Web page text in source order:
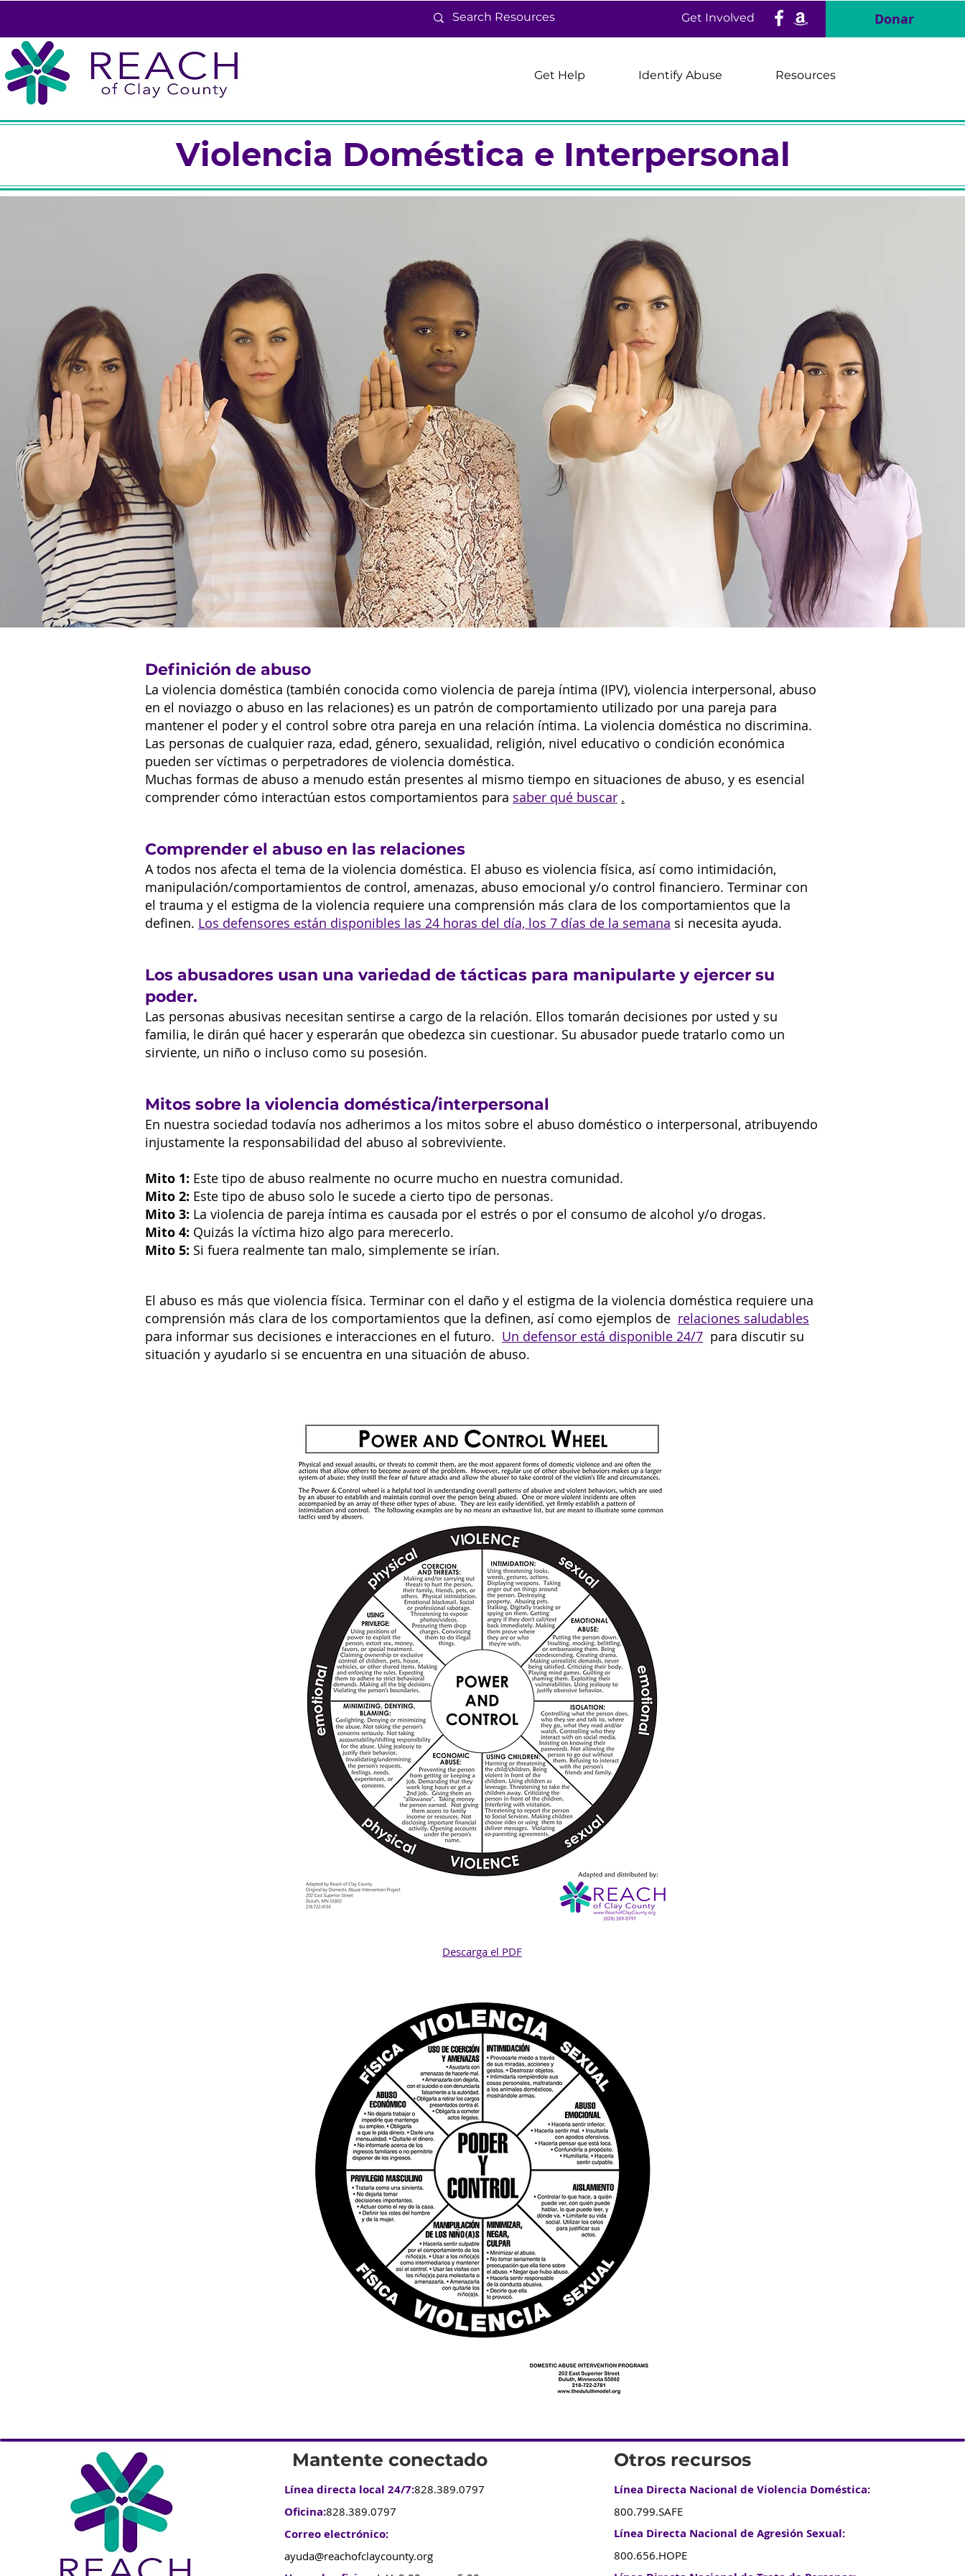
Get Involved Donar
Get Help Identify Abuse Resources
Violencia Doméstica e Interpersonal
Definición de abuso
La violencia doméstica (también conocida como violencia de pareja íntima (IPV), violencia interpersonal, abuso
en el noviazgo o abuso en las relaciones) es un patrón de comportamiento utilizado por una pareja para
mantener el poder y el control sobre otra pareja en una relación íntima. La violencia doméstica no discrimina.
Las personas de cualquier raza, edad, género, sexualidad, religión, nivel educativo o condición económica
pueden ser víctimas o perpetradores de violencia doméstica.
Muchas formas de abuso a menudo están presentes al mismo tiempo en situaciones de abuso, y es esencial
comprender cómo interactúan estos comportamientos para saber qué buscar .
Comprender el abuso en las relaciones
A todos nos afecta el tema de la violencia doméstica. El abuso es violencia física, así como intimidación,
manipulación/comportamientos de control, amenazas, abuso emocional y/o control financiero. Terminar con
el trauma y el estigma de la violencia requiere una comprensión más clara de los comportamientos que la
definen. Los defensores están disponibles las 24 horas del día, los 7 días de la semana si necesita ayuda.
Los abusadores usan una variedad de tácticas para manipularte y ejercer su
poder.
Las personas abusivas necesitan sentirse a cargo de la relación. Ellos tomarán decisiones por usted y su
familia, le dirán qué hacer y esperarán que obedezca sin cuestionar. Su abusador puede tratarlo como un
sirviente, un niño o incluso como su posesión.
Mitos sobre la violencia doméstica/interpersonal
En nuestra sociedad todavía nos adherimos a los mitos sobre el abuso doméstico o interpersonal, atribuyendo
injustamente la responsabilidad del abuso al sobreviviente.
Mito 1: Este tipo de abuso realmente no ocurre mucho en nuestra comunidad.
Mito 2: Este tipo de abuso solo le sucede a cierto tipo de personas.
Mito 3: La violencia de pareja íntima es causada por el estrés o por el consumo de alcohol y/o drogas.
Mito 4: Quizás la víctima hizo algo para merecerlo.
Mito 5: Si fuera realmente tan malo, simplemente se irían.
El abuso es más que violencia física. Terminar con el daño y el estigma de la violencia doméstica requiere una
comprensión más clara de los comportamientos que la definen, así como ejemplos de relaciones saludables
para informar sus decisiones e interacciones en el futuro. Un defensor está disponible 24/7 para discutir su
situación y ayudarlo si se encuentra en una situación de abuso.
Descarga el PDF
Mantente conectado
Línea directa local 24/7:828.389.0797
Oficina:828.389.0797
Correo electrónico:
ayuda@reachofclaycounty.org
Otros recursos
Línea Directa Nacional de Violencia Doméstica:
800.799.SAFE
Línea Directa Nacional de Agresión Sexual:
800.656.HOPE